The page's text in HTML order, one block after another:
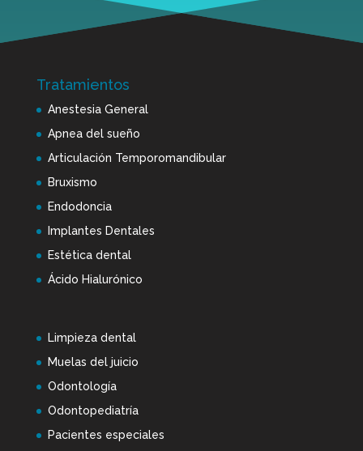
Tratamientos
Anestesia General
Apnea del sueño
Articulación Temporomandibular
Bruxismo
Endodoncia
Implantes Dentales
Estética dental
Ácido Hialurónico
Limpieza dental
Muelas del juicio
Odontología
Odontopediatría
Pacientes especiales